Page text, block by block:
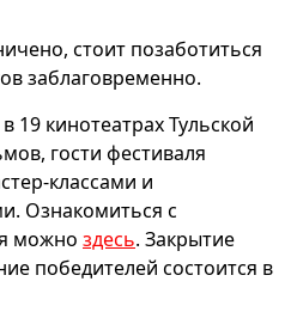
стоит позаботиться
заблаговременно.
19 кинотеатрах Тульской
гости фестиваля
классами и
Ознакомиться с
можно здесь. Закрытие
победителей состоится в